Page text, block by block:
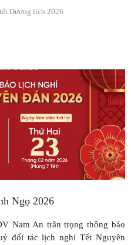
Dương lịch 2026
Ngọ 2026
Nam An trân trọng thông báo
đối tác lịch nghỉ Tết Nguyên